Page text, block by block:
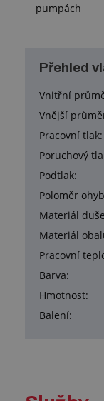
pumpách
Přehled
Vnitřní
Vnější
Pracovní tlak:
Poruchový
Podtlak:
Poloměr
Materiál
Materiál
Pracovní
Barva:
Hmotnost:
Balení: